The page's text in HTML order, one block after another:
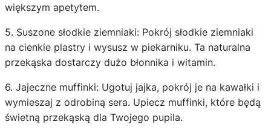
większym apetytem.
5. Suszone słodkie ziemniaki: Pokrój słodkie ziemniaki
na cienkie plastry i wysusz w piekarniku. Ta naturalna
przekąska dostarczy dużo błonnika i witamin.
6. Jajeczne muffinki: Ugotuj jajka, pokrój je na kawałki i
wymieszaj z odrobiną sera. Upiecz muffinki, które będą
świetną przekąską dla Twojego pupila.